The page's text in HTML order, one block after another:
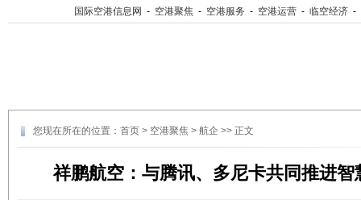
国际空港信息网 - 空港聚焦 - 空港服务 - 空港运营 - 临空经济 -
您现在所在的位置： 首页 > 空港聚焦 > 航企 >> 正文
祥鹏航空：与腾讯、多尼卡共同推进智